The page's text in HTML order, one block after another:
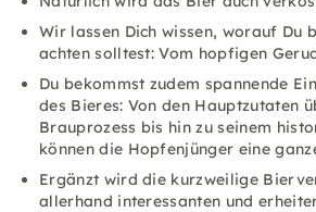
Wir lassen Dich wissen, worauf Du
achten solltest: Vom hopfigen
Du bekommst zudem spannende
des Bieres: Von den Hauptzutaten
Brauprozess bis hin zu seinem
können die Hopfenjünger eine
Ergänzt wird die kurzweilige
allerhand interessanten und